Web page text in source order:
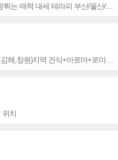
튀는 매력 대세 테라피 부산/울산/경
해,창원)지역 건식+아로마+로미
치